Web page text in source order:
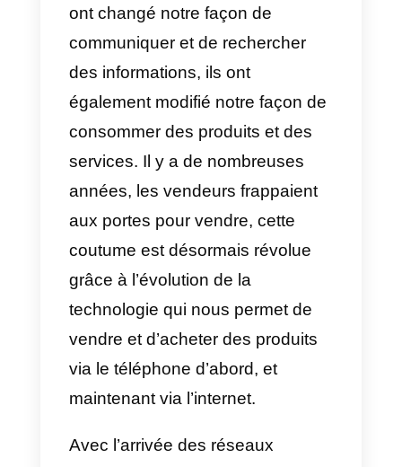
la grande portée de l’internet, de
nombreux utilisateurs se
connectent et naviguent à la
recherche de produits à acheter.
Toutefois, ces utilisateurs
présentent des profils socio-
économiques très différents.
Tout comme les réseaux sociaux
ont changé notre façon de
communiquer et de rechercher
des informations, ils ont
également modifié notre façon de